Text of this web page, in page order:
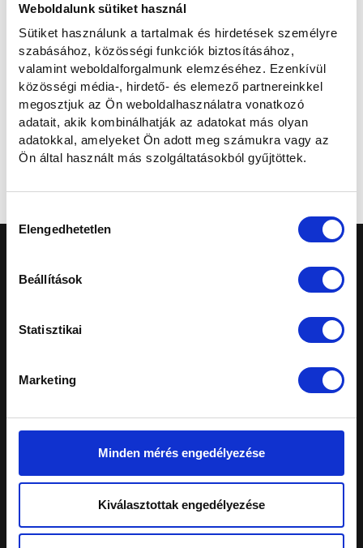
Weboldalunk sütiket használ
Sütiket használunk a tartalmak és hirdetések személyre
szabásához, közösségi funkciók biztosításához,
valamint weboldalforgalmunk elemzéséhez. Ezenkívül
közösségi média-, hirdető- és elemező partnereinkkel
megosztjuk az Ön weboldalhasználatra vonatkozó
adatait, akik kombinálhatják az adatokat más olyan
adatokkal, amelyeket Ön adott meg számukra vagy az
Ön által használt más szolgáltatásokból gyűjtöttek.
kiválasztása
Elengedhetetlen
Beállítások
Statisztikai
Marketing
Minden mérés engedélyezése
Kiválasztottak engedélyezése
Adatvédelmi nyilatkozatbanfoglaltaknak megfelelően.
Mégse
Konkrét, személyreszabott ajánlatokért fordulj
Telephelyeinken ezekkel a kártyákkal fizethet:
Autóvásárlás